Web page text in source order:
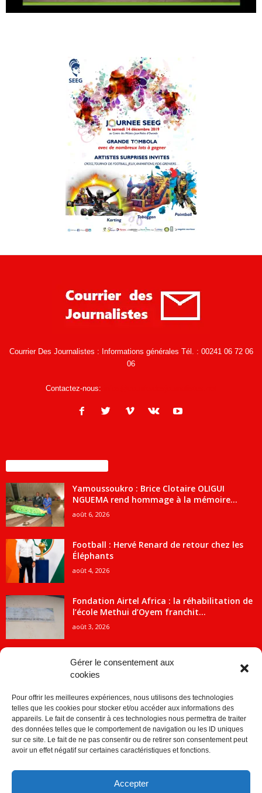
Gérer le consentement aux
cookies
Pour offrir les meilleures expériences, nous utilisons des technologies
telles que les cookies pour stocker et/ou accéder aux informations des
appareils. Le fait de consentir à ces technologies nous permettra de traiter
des données telles que le comportement de navigation ou les ID uniques
sur ce site. Le fait de ne pas consentir ou de retirer son consentement peut
avoir un effet négatif sur certaines caractéristiques et fonctions.
Accepter
Courrier Des Journalistes : Informations générales Tél. : 00241 06 72 06
06
Contactez-nous:
Yamoussoukro : Brice Clotaire OLIGUI
NGUEMA rend hommage à la mémoire...
août 6, 2026
Football : Hervé Renard de retour chez les
Éléphants
août 4, 2026
Fondation Airtel Africa : la réhabilitation de
l’école Methui d’Oyem franchit...
août 3, 2026
ACTUALITES
Economie 2091
1840
Société
Sport 859